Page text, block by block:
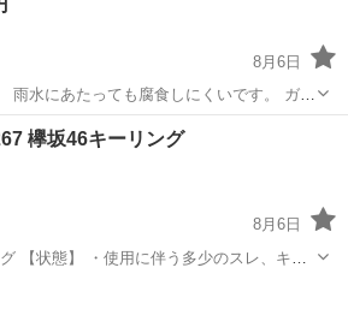
8月6日
雨水にあたっても腐食しにくいです。 ガー
工、薪等、用途は貴方次第、無限大で
の燃料にされている方最適です。 サイ
達駅 その他
欅坂46キーリング
8月6日
キ